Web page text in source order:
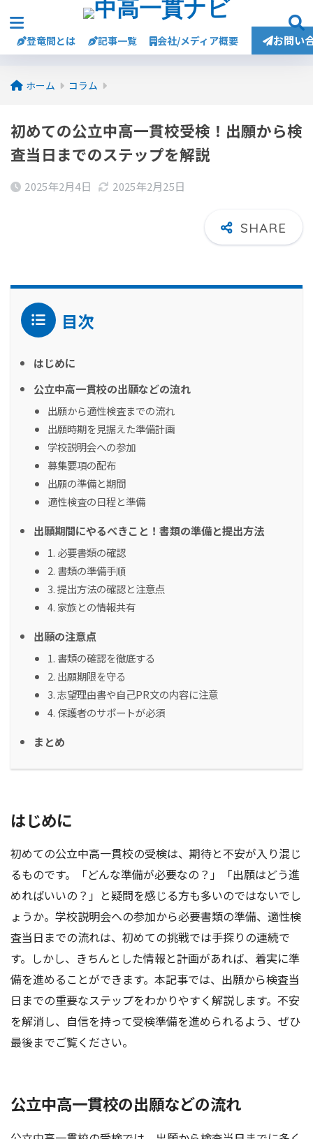
登竜問とは 記事一覧 会社/メディア概要 お問い
ホーム コラム
初めての公立中高一貫校受検！出願から検
査当日までのステップを解説
2025年2月4日 2025年2月25日
目次
はじめに
公立中高一貫校の出願などの流れ
出願から適性検査までの流れ
出願時期を見据えた準備計画
学校説明会への参加
募集要項の配布
出願の準備と期間
適性検査の日程と準備
出願期間にやるべきこと！書類の準備と提出方法
1. 必要書類の確認
2. 書類の準備手順
3. 提出方法の確認と注意点
4. 家族との情報共有
出願の注意点
1. 書類の確認を徹底する
2. 出願期限を守る
3. 志望理由書や自己PR文の内容に注意
4. 保護者のサポートが必須
まとめ
はじめに
初めての公立中高一貫校の受検は、期待と不安が入り混じ
るものです。「どんな準備が必要なの？」「出願はどう進
めればいいの？」と疑問を感じる方も多いのではないでし
ょうか。学校説明会への参加から必要書類の準備、適性検
査当日までの流れは、初めての挑戦では手探りの連続で
す。しかし、きちんとした情報と計画があれば、着実に準
備を進めることができます。本記事では、出願から検査当
日までの重要なステップをわかりやすく解説します。不安
を解消し、自信を持って受検準備を進められるよう、ぜひ
最後までご覧ください。
公立中高一貫校の出願などの流れ